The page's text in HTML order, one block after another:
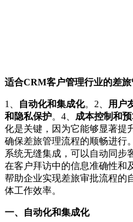
适合CRM客户管理行业的差
1、 自动化和集成化。2、 用户
和隐私保护。4、 成本控制和
化是关键，因为它能够显著提
确保差旅管理流程的顺畅进行
系统无缝集成，可以自动同步
在客户拜访中的信息准确性和
帮助企业实现差旅审批流程的
体工作效率。
一、自动化和集成化